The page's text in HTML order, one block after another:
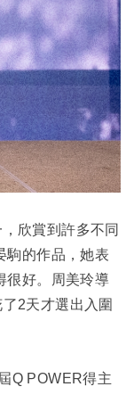
欣賞到許多不同
駒的作品，她表
很好。周美玲導
2天才選出入圍
Q POWER得主